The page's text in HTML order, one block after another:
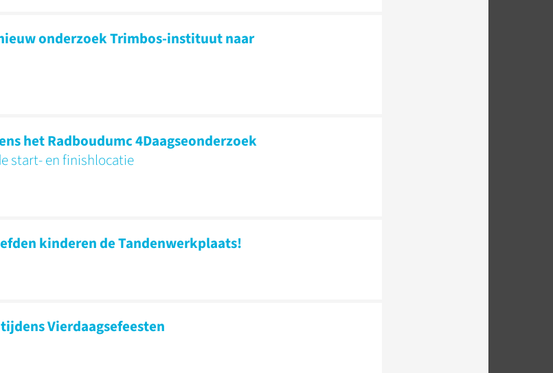
onderzoek Trimbos-instituut naar
het Radboudumc 4Daagseonderzoek
start- en finishlocatie
kinderen de Tandenwerkplaats!
Vierdaagsefeesten